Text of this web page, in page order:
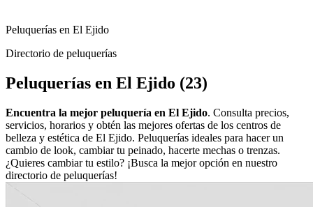
Peluquerías en El Ejido
Directorio de peluquerías
Peluquerías en El Ejido (23)
Encuentra la mejor peluquería en El Ejido. Consulta precios,
servicios, horarios y obtén las mejores ofertas de los centros de
belleza y estética de El Ejido. Peluquerías ideales para hacer un
cambio de look, cambiar tu peinado, hacerte mechas o trenzas.
¿Quieres cambiar tu estilo? ¡Busca la mejor opción en nuestro
directorio de peluquerías!